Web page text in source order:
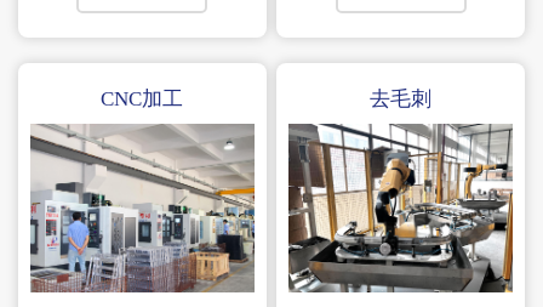
CNC加工 去毛刺